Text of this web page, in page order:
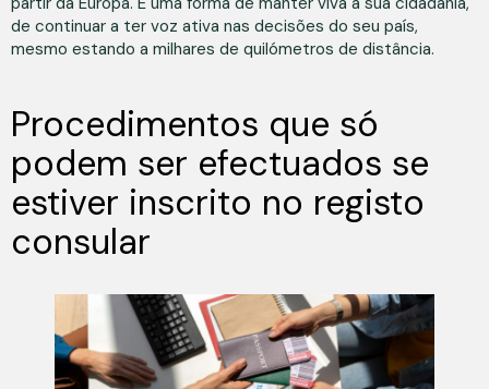
de continuar a ter voz ativa nas decisões do seu país,
mesmo estando a milhares de quilómetros de distância.
Procedimentos que só
podem ser efectuados se
estiver inscrito no registo
consular